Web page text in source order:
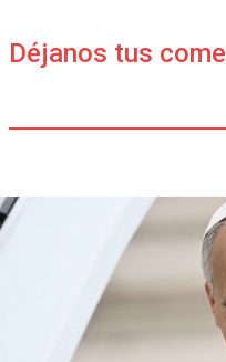
Déjanos tus